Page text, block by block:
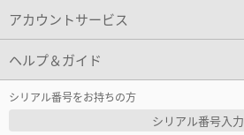
アカウントサービス
ヘルプ＆ガイド
シリアル番号をお持ちの方
シリアル番号入力